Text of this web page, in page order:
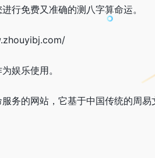
行免费又准确的测八字算命运。
娱乐使用。
务的网站，它基于中国传统的周